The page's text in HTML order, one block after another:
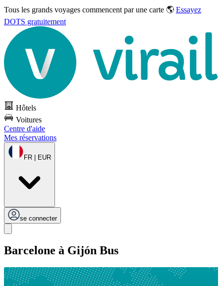
Tous les grands voyages commencent par une carte 🌎 Essayez
DOTS gratuitement
Hôtels
Voitures
Centre d'aide
Mes réservations
FR | EUR
se connecter
Barcelone à Gijón Bus